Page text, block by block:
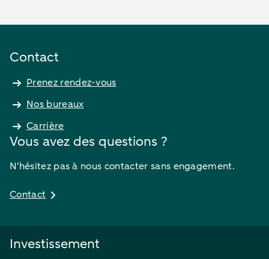
Contact
Prenez rendez-vous
Nos bureaux
Carrière
Vous avez des questions ?
N'hésitez pas à nous contacter sans engagement.
Contact
Investissement